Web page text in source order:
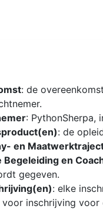
: de
: PythonSherpa,
: de
en
Begeleiding en
gegeven.
: elke
inschrijving voor